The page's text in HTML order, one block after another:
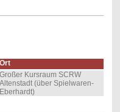
Ort
Großer Kursraum SCRW
Altenstadt (über Spielwaren-
Eberhardt)